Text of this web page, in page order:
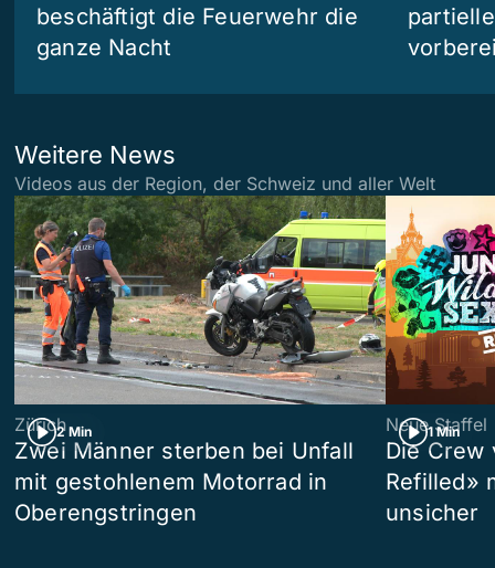
beschäftigt die Feuerwehr die
ganze Nacht
Weitere News
Videos aus der Region, der Schweiz und aller Welt
2 Min
Zürich
Zwei Männer sterben bei Unfall
mit gestohlenem Motorrad in
Oberengstringen
1 Min
Neue Staffel
Die Crew
Refilled»
unsicher